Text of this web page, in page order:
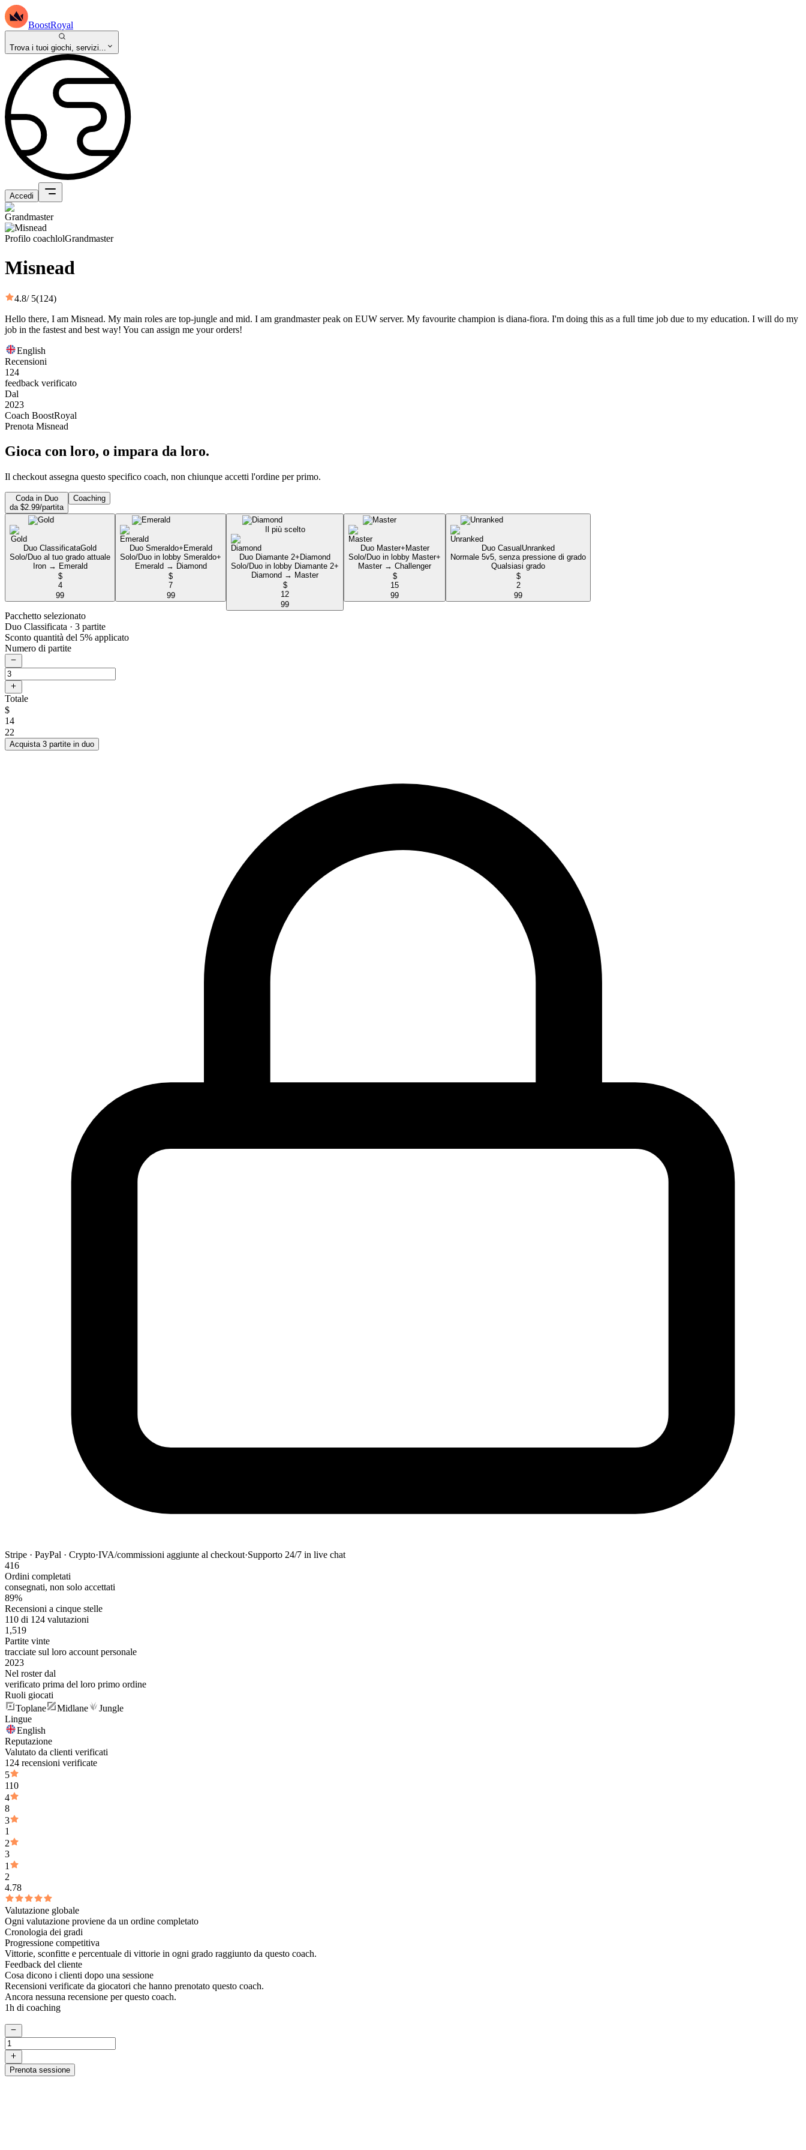
BoostRoyal
Trova i tuoi giochi, servizi...
Accedi
Profilo coachlolGrandmaster
Misnead
4.8/ 5(124)
Hello there, I am Misnead. My main roles are top-jungle and mid. I am grandmaster peak on EUW server. My favourite champion is diana-fiora. I'm doing this as a full time job due to my education. I will do my
job in the fastest and best way! You can assign me your orders!
English
Recensioni
124
feedback verificato
Dal
2023
Coach BoostRoyal
Prenota Misnead
Gioca con loro, o impara da loro.
Il checkout assegna questo specifico coach, non chiunque accetti l'ordine per primo.
Coda in Duo
da $2.99/partita
Coaching
Duo ClassificataGold
Solo/Duo al tuo grado attuale
Iron → Emerald
$
4
99
Duo Smeraldo+ Emerald
Solo/Duo in lobby Smeraldo+
Emerald → Diamond
$
7
99
Il più scelto
Duo Diamante 2+ Diamond
Solo/Duo in lobby Diamante 2+
Diamond → Master
$
12
99
Duo Master+ Master
Solo/Duo in lobby Master+
Master → Challenger
$
15
99
Duo Casual Unranked
Normale 5v5, senza pressione di grado
Qualsiasi grado
$
2
99
Pacchetto selezionato
Duo Classificata · 3 partite
Sconto quantità del 5% applicato
Numero di partite
Totale
$
14
22
Acquista 3 partite in duo
Stripe · PayPal · Crypto·IVA/commissioni aggiunte al checkout·Supporto 24/7 in live chat
416
Ordini completati
consegnati, non solo accettati
89%
Recensioni a cinque stelle
110 di 124 valutazioni
1,519
Partite vinte
tracciate sul loro account personale
2023
Nel roster dal
verificato prima del loro primo ordine
Ruoli giocati
Toplane
Midlane
Jungle
Lingue
English
Reputazione
Valutato da clienti verificati
124 recensioni verificate
5
110
4
8
3
1
2
3
1
2
4.78
Valutazione globale
Ogni valutazione proviene da un ordine completato
Cronologia dei gradi
Progressione competitiva
Vittorie, sconfitte e percentuale di vittorie in ogni grado raggiunto da questo coach.
Feedback del cliente
Cosa dicono i clienti dopo una sessione
Recensioni verificate da giocatori che hanno prenotato questo coach.
Ancora nessuna recensione per questo coach.
1h di coaching
Prenota sessione